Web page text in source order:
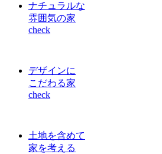
ナチュラルな
雰囲気の家
check
デザインに
こだわる家
check
土地を含めて
家を考える